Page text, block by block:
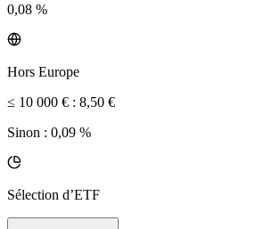
0,08 %
Hors Europe
≤ 10 000 € : 8,50 €
Sinon : 0,09 %
Sélection d’ETF